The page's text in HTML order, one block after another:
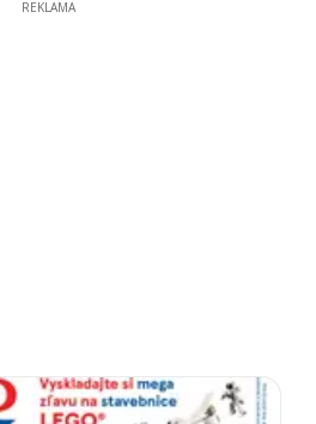
REKLAMA